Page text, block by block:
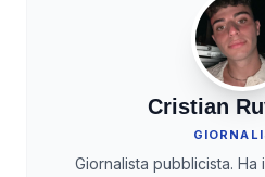
Cristian
Giornalista pubblicista.